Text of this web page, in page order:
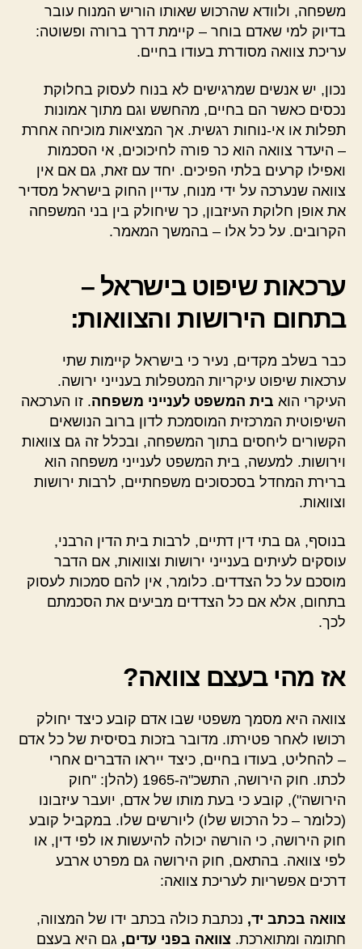
משפחה, ולוודא שהרכוש שאותו הוריש המנוח עובר
בדיוק למי שאדם בוחר – קיימת דרך ברורה ופשוטה:
עריכת צוואה מסודרת בעודו בחיים.
נכון, יש אנשים שמרגישים לא בנוח לעסוק בחלוקת
נכסים כאשר הם בחיים, מהחשש וגם מתוך אמונות
תפלות או אי-נוחות רגשית. אך המציאות מוכיחה אחרת
– היעדר צוואה הוא כר פורה לחיכוכים, אי הסכמות
ואפילו קרעים בלתי הפיכים. יחד עם זאת, גם אם אין
צוואה שנערכה על ידי מנוח, עדיין החוק בישראל מסדיר
את אופן חלוקת העיזבון, כך שיחולק בין בני המשפחה
הקרובים. על כל אלו – בהמשך המאמר.
ערכאות שיפוט בישראל –
בתחום הירושות והצוואות:
כבר בשלב מקדים, נעיר כי בישראל קיימות שתי
ערכאות שיפוט עיקריות המטפלות בענייני ירושה.
העיקרי הוא בית המשפט לענייני משפחה. זו הערכאה
השיפוטית המרכזית המוסמכת לדון ברוב הנושאים
הקשורים ליחסים בתוך המשפחה, ובכלל זה גם צוואות
וירושות. למעשה, בית המשפט לענייני משפחה הוא
ברירת המחדל בסכסוכים משפחתיים, לרבות ירושות
וצוואות.
בנוסף, גם בתי דין דתיים, לרבות בית הדין הרבני,
עוסקים לעיתים בענייני ירושות וצוואות, אם הדבר
מוסכם על כל הצדדים. כלומר, אין להם סמכות לעסוק
בתחום, אלא אם כל הצדדים מביעים את הסכמתם
לכך.
אז מהי בעצם צוואה?
צוואה היא מסמך משפטי שבו אדם קובע כיצד יחולק
רכושו לאחר פטירתו. מדובר בזכות בסיסית של כל אדם
– להחליט, בעודו בחיים, כיצד ייראו הדברים אחרי
לכתו. חוק הירושה, התשכ"ה-1965 (להלן: "חוק
הירושה"), קובע כי בעת מותו של אדם, יועבר עיזבונו
(כלומר – כל הרכוש שלו) ליורשים שלו. במקביל קובע
חוק הירושה, כי הורשה יכולה להיעשות או לפי דין, או
לפי צוואה. בהתאם, חוק הירושה גם מפרט ארבע
דרכים אפשריות לעריכת צוואה:
צוואה בכתב יד, נכתבת כולה בכתב ידו של המצווה,
חתומה ומתוארכת. צוואה בפני עדים, גם היא בעצם